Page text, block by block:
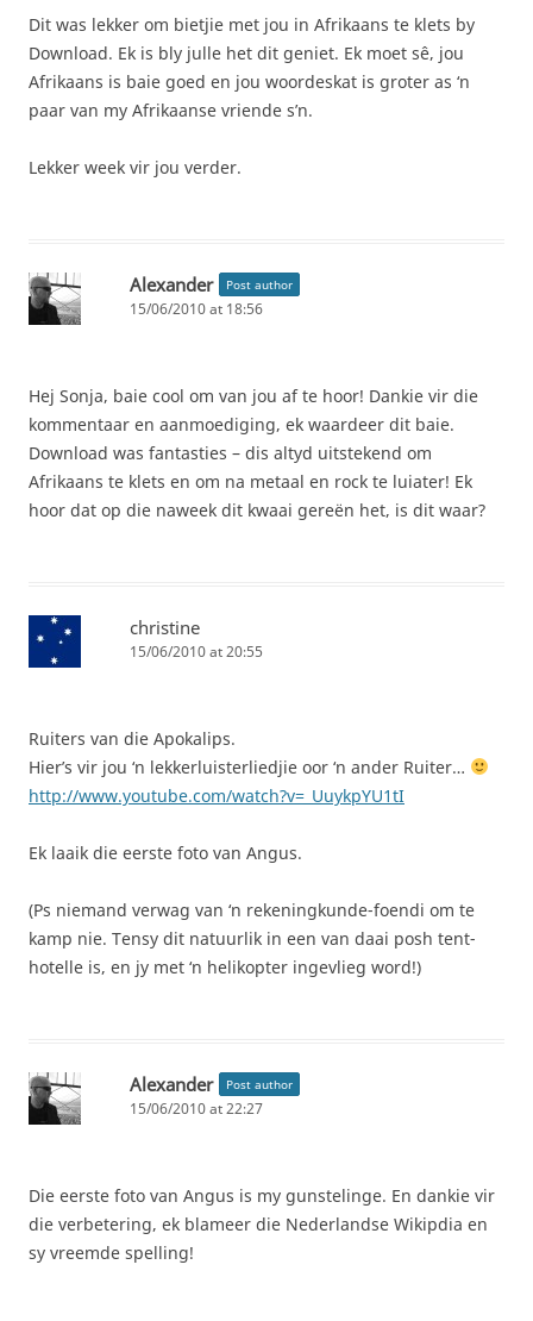
Dit was lekker om bietjie met jou in Afrikaans te klets by
Download. Ek is bly julle het dit geniet. Ek moet sê, jou
Afrikaans is baie goed en jou woordeskat is groter as ‘n
paar van my Afrikaanse vriende s’n.
Lekker week vir jou verder.
Alexander Post author
15/06/2010 at 18:56
Hej Sonja, baie cool om van jou af te hoor! Dankie vir die
kommentaar en aanmoediging, ek waardeer dit baie.
Download was fantasties – dis altyd uitstekend om
Afrikaans te klets en om na metaal en rock te luiater! Ek
hoor dat op die naweek dit kwaai gereën het, is dit waar?
christine
15/06/2010 at 20:55
Ruiters van die Apokalips.
Hier’s vir jou ‘n lekkerluisterliedjie oor ‘n ander Ruiter…
http://www.youtube.com/watch?v=_UuykpYU1tI
Ek laaik die eerste foto van Angus.
(Ps niemand verwag van ‘n rekeningkunde-foendi om te
kamp nie. Tensy dit natuurlik in een van daai posh tent-
hotelle is, en jy met ‘n helikopter ingevlieg word!)
Alexander Post author
15/06/2010 at 22:27
Die eerste foto van Angus is my gunstelinge. En dankie vir
die verbetering, ek blameer die Nederlandse Wikipdia en
sy vreemde spelling!